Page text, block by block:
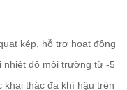
kép, hỗ trợ hoạt động
nhiệt độ môi trường từ -5
khai thác đa khí hậu trên